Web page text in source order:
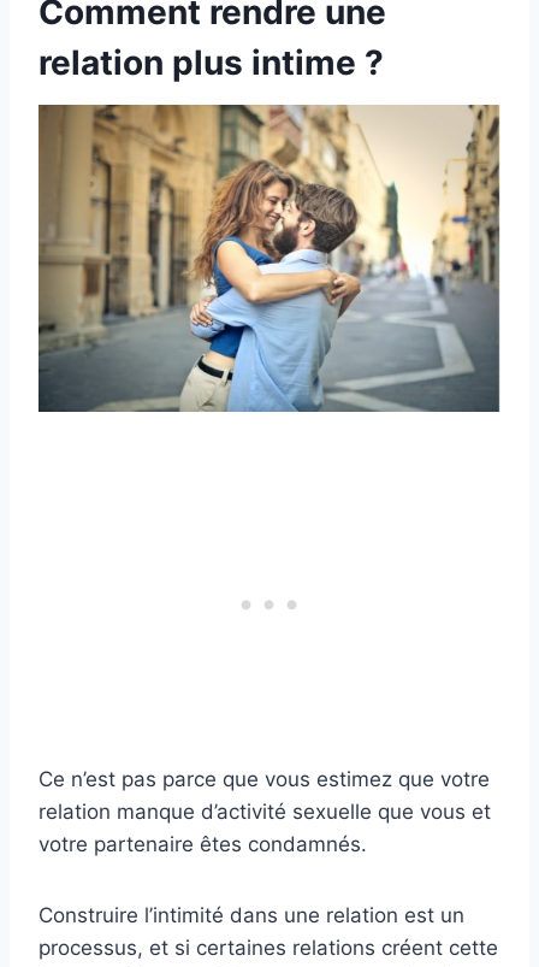
Comment rendre une
relation plus intime ?
Ce n’est pas parce que vous estimez que votre
relation manque d’activité sexuelle que vous et
votre partenaire êtes condamnés.
Construire l’intimité dans une relation est un
processus, et si certaines relations créent cette